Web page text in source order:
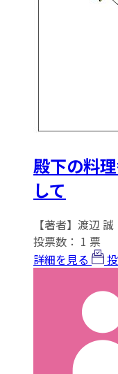
殿下の料
して
【著者】渡辺 誠
投票数： 1 票
詳細を見る